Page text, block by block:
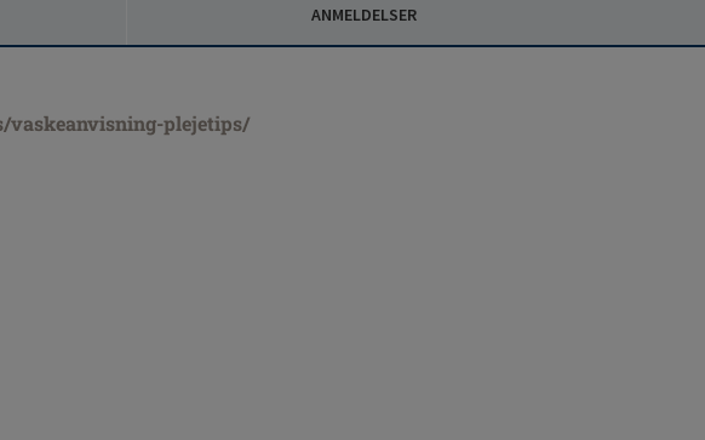
ANMELDELSER
vaskeanvisning-plejetips/